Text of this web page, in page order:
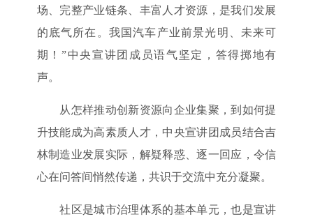
场、完整产业链条、丰富人才资源，是我们发展
的底气所在。我国汽车产业前景光明、未来可
期！”中央宣讲团成员语气坚定，答得掷地有
声。
从怎样推动创新资源向企业集聚，到如何提
升技能成为高素质人才，中央宣讲团成员结合吉
林制造业发展实际，解疑释惑、逐一回应，令信
心在问答间悄然传递，共识于交流中充分凝聚。
社区是城市治理体系的基本单元，也是宣讲